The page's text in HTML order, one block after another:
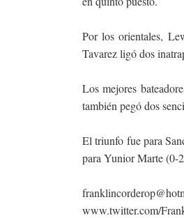
Por los orientales,
Tavarez ligó dos
Los mejores
también pegó dos
El triunfo fue para
para Yunior Marte (0-
www.twitter.com/